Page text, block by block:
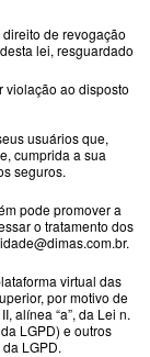
de revogação
lei, resguardado
violação ao disposto
usuários que,
cumprida a sua
seguros.
pode promover a
o tratamento dos
.
virtual das
por motivo de
alínea “a”, da Lei n.
LGPD) e outros
LGPD.